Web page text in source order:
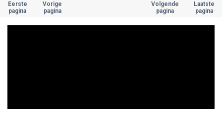
Eerste
pagina
Vorige
pagina
Volgende
pagina
Laatste
pagina